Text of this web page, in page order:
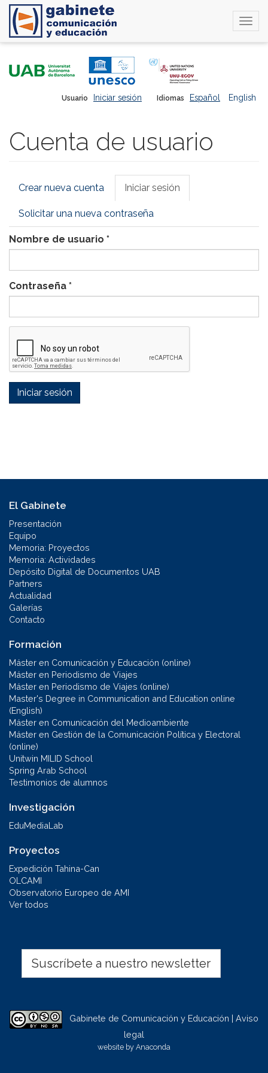
Idiomas Español English
Usuario Iniciar sesión
Cuenta de usuario
Solapas
Crear nueva cuenta Iniciar sesión
activa)
Solicitar una nueva contraseña
Nombre de usuario *
Contraseña *
Iniciar sesión
El Gabinete
Presentación
Equipo
Memoria: Proyectos
Memoria: Actividades
Depósito Digital de Documentos UAB
Partners
Actualidad
Galerías
Contacto
Formación
Máster en Comunicación y Educación (online)
Máster en Periodismo de Viajes
Máster en Periodismo de Viajes (online)
Master's Degree in Communication and Education online
(English)
Máster en Comunicación del Medioambiente
Máster en Gestión de la Comunicación Política y Electoral
(online)
Unitwin MILID School
Spring Arab School
Testimonios de alumnos
Investigación
EduMediaLab
Proyectos
Expedición Tahina-Can
OLCAMI
Observatorio Europeo de AMI
Ver todos
Suscríbete a nuestro newsletter
Gabinete de Comunicación y Educación | Aviso
legal
website by Anaconda